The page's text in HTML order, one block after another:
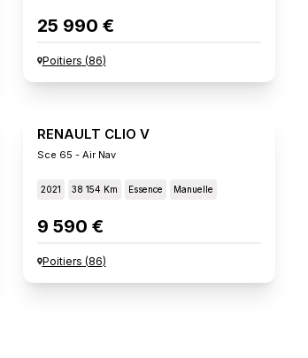
25 990 €
Poitiers (86)
RENAULT CLIO V
Sce 65 - Air Nav
2021 38 154 Km Essence Manuelle
9 590 €
Poitiers (86)